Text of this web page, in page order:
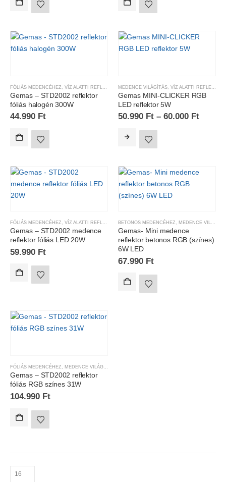
FÓLIÁS MEDENCÉHEZ VÍZ ALATTI REFLEKTOROK
Gemas – STD2002 reflektor
fóliás halogén 300W
44.990 Ft
MEDENCE VILÁGÍTÁS VÍZ ALATTI REFLEKTOROK
Gemas MINI-CLICKER RGB
LED reflektor 5W
50.990 Ft – 60.000 Ft
FÓLIÁS MEDENCÉHEZ VÍZ ALATTI REFLEKTOROK
Gemas – STD2002 medence
reflektor fóliás LED 20W
59.990 Ft
BETONOS MEDENCÉHEZ MEDENCE VILÁGÍTÁS
Gemas- Mini medence
reflektor betonos RGB (színes)
6W LED
67.990 Ft
FÓLIÁS MEDENCÉHEZ , MEDENCE VILÁGÍTÁS
Gemas – STD2002 reflektor
fóliás RGB színes 31W
104.990 Ft